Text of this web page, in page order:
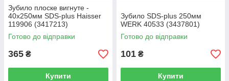
Зубило плоске вигнуте -
40х250мм SDS-plus Haisser
119906 (3417213)
Готово до відправки
365 ₴
Купити
Зубило SDS-plus 250мм
WERK 40533 (3437801)
Готово до відправки
101 ₴
Купити